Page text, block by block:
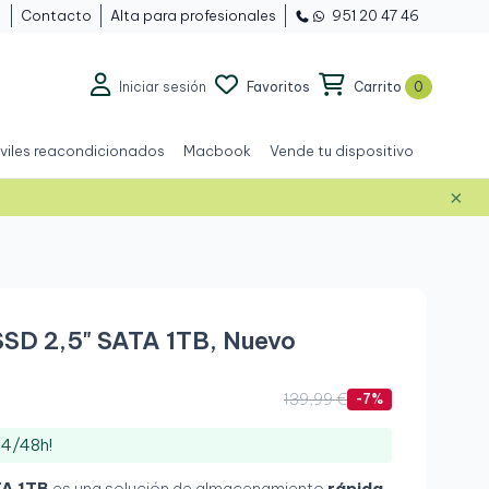
Contacto Alta para profesionales 951 20 47 46
Iniciar sesión Favoritos Carrito 0
reacondicionados Macbook Vende tu dispositivo
×
2,5" SATA 1TB, Nuevo
139,99 € -7%
48h!